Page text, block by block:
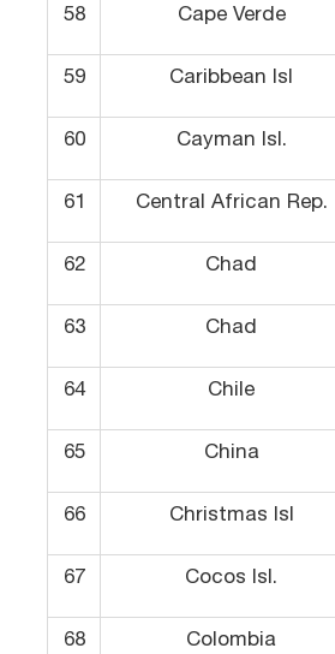
58 Cape Verde
59 Caribbean Isl
60 Cayman Isl.
61 Central African Rep.
62 Chad
63 Chad
64 Chile
65 China
66 Christmas Isl
67 Cocos Isl.
68 Colombia